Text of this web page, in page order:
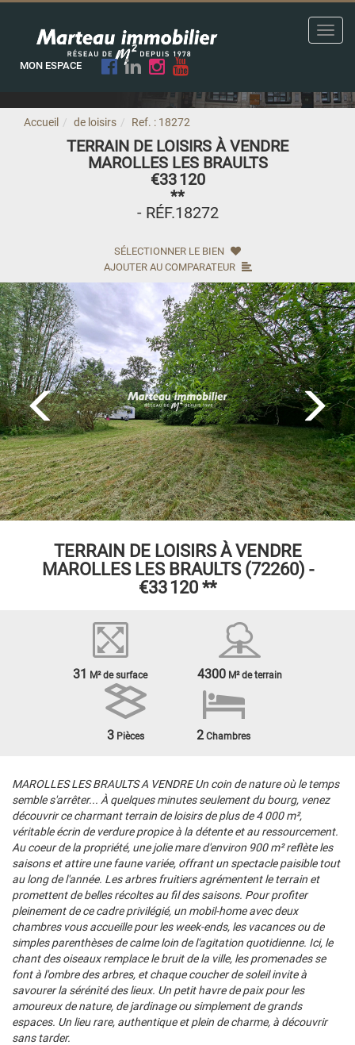
MON ESPACE
Accueil de loisirs Ref. : 18272
TERRAIN DE LOISIRS À VENDRE
MAROLLES LES BRAULTS
€33 120
**
- RÉF.18272
SÉLECTIONNER LE BIEN
AJOUTER AU COMPARATEUR
TERRAIN DE LOISIRS À VENDRE
MAROLLES LES BRAULTS (72260) -
€33 120 **
31 M² de surface 4300 M² de terrain
3 Pièces 2 Chambres
MAROLLES LES BRAULTS A VENDRE Un coin de nature où le temps
semble s'arrêter... À quelques minutes seulement du bourg, venez
découvrir ce charmant terrain de loisirs de plus de 4 000 m²,
véritable écrin de verdure propice à la détente et au ressourcement.
Au coeur de la propriété, une jolie mare d'environ 900 m² reflète les
saisons et attire une faune variée, offrant un spectacle paisible tout
au long de l'année. Les arbres fruitiers agrémentent le terrain et
promettent de belles récoltes au fil des saisons. Pour profiter
pleinement de ce cadre privilégié, un mobil-home avec deux
chambres vous accueille pour les week-ends, les vacances ou de
simples parenthèses de calme loin de l'agitation quotidienne. Ici, le
chant des oiseaux remplace le bruit de la ville, les promenades se
font à l'ombre des arbres, et chaque coucher de soleil invite à
savourer la sérénité des lieux. Un petit havre de paix pour les
amoureux de nature, de jardinage ou simplement de grands
espaces. Un lieu rare, authentique et plein de charme, à découvrir
sans tarder.